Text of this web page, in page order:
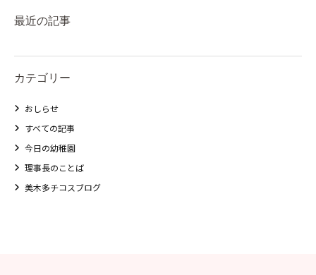
最近の記事
カテゴリー
おしらせ
すべての記事
今日の幼稚園
理事長のことば
美木多チコスブログ